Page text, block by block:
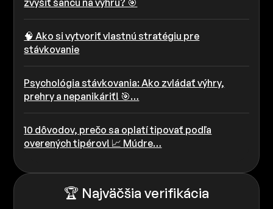
zvýšiť šancu na výhru? 🎯
🧠 Ako si vytvoriť vlastnú stratégiu pre
stávkovanie
Psychológia stávkovania: Ako zvládať výhry,
prehry a nepanikáriť! 🎯…
10 dôvodov, prečo sa oplatí tipovať podľa
overených tipérov! 📈 Múdre…
🏆 Najväčšia verifikácia